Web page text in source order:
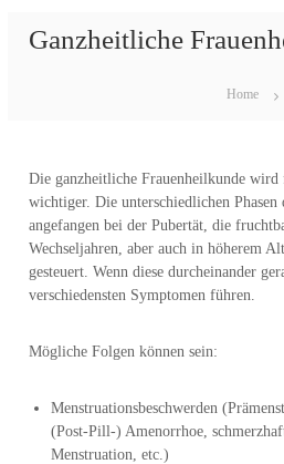
Ganzheitliche
Home
Die ganzheitliche Frauenheilkunde
wichtiger. Die unterschiedlichen Phasen
angefangen bei der Pubertät, die
Wechseljahren, aber auch in höherem
gesteuert. Wenn diese durcheinander
verschiedensten Symptomen führen.
Mögliche Folgen können sein:
Menstruationsbeschwerden
(Post-Pill-) Amenorrhoe,
Menstruation, etc.)